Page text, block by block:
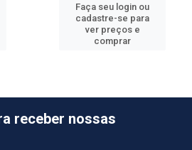
Faça seu login ou
cadastre-se para
ver preços e
comprar
receber nossas